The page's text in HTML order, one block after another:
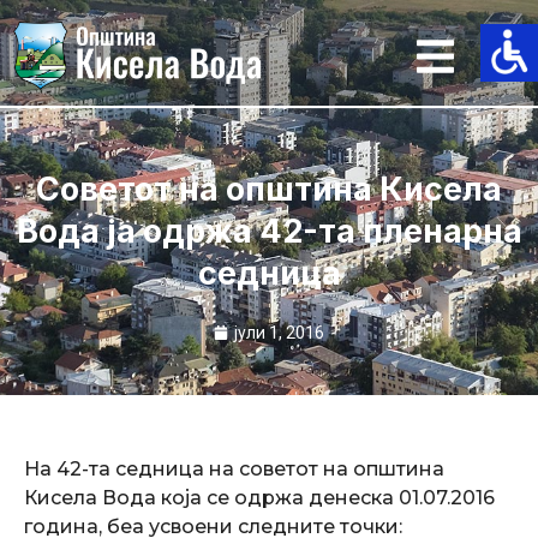
Skip
to
content
Советот на општина Кисела
Вода ја одржa 42-та пленарна
седница
јули 1, 2016
На 42-та седница на советот на општина
Кисела Вода која се одржа денеска 01.07.2016
година, беа усвоени следните точки: